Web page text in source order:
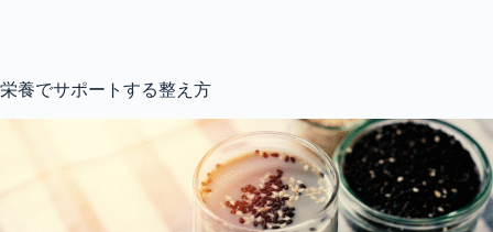
栄養でサポートする整え方